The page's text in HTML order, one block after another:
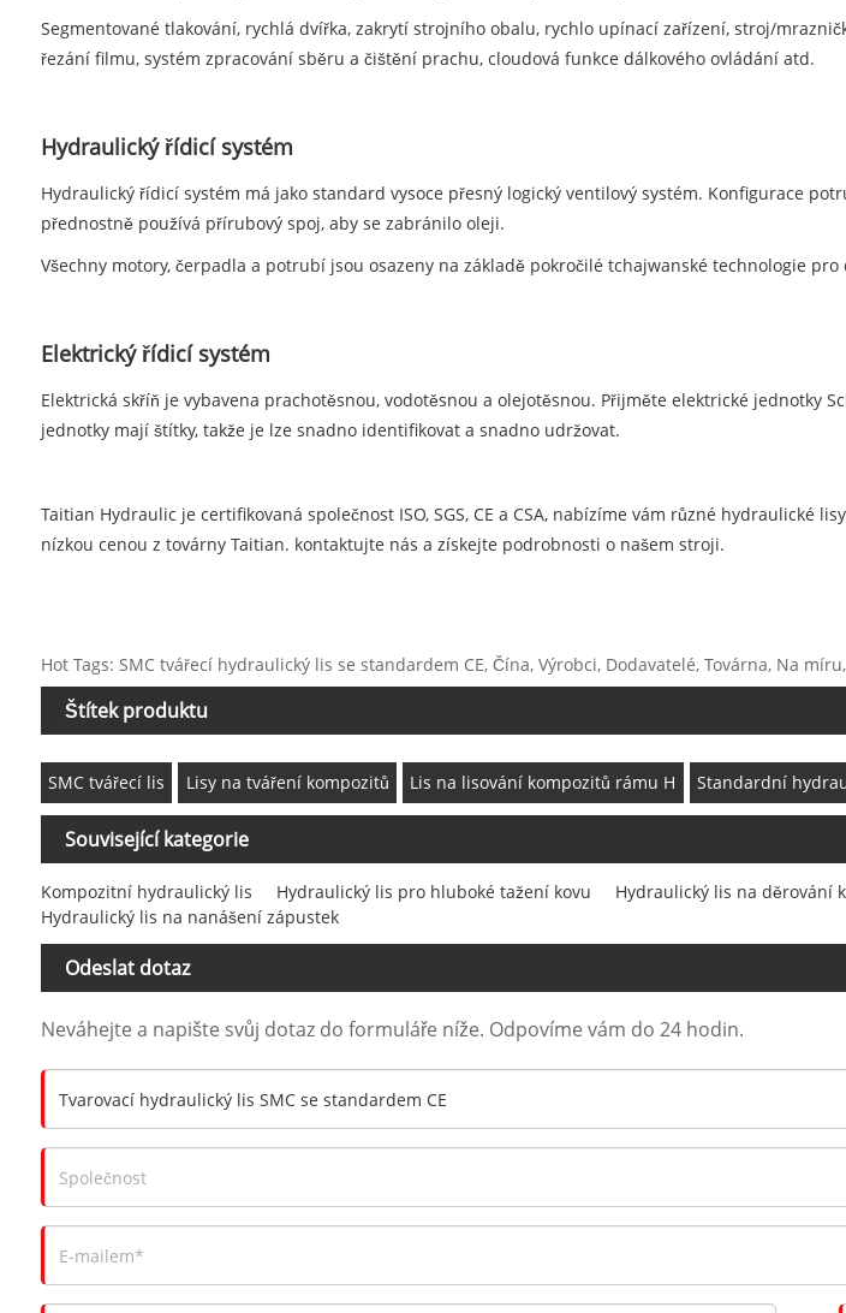
Segmentované tlakování, rychlá dvířka, zakrytí strojního obalu, rychlo upínací zařízení, stroj/
řezání filmu, systém zpracování sběru a čištění prachu, cloudová funkce dálkového ovládání atd.
Hydraulický řídicí systém
Hydraulický řídicí systém má jako standard vysoce přesný logický ventilový systém. Konfigurace
přednostně používá přírubový spoj, aby se zabránilo oleji.
Všechny motory, čerpadla a potrubí jsou osazeny na základě pokročilé tchajwanské technologie
Elektrický řídicí systém
Elektrická skříň je vybavena prachotěsnou, vodotěsnou a olejotěsnou. Přijměte elektrické jednotky
jednotky mají štítky, takže je lze snadno identifikovat a snadno udržovat.
Taitian Hydraulic je certifikovaná společnost ISO, SGS, CE a CSA, nabízíme vám různé hydraulické
nízkou cenou z továrny Taitian. kontaktujte nás a získejte podrobnosti o našem stroji.
Hot Tags: SMC tvářecí hydraulický lis se standardem CE, Čína, Výrobci, Dodavatelé, Továrna, Na
Štítek produktu
SMC tvářecí lis Lisy na tváření kompozitů Lis na lisování kompozitů rámu H Standardní
Související kategorie
Kompozitní hydraulický lis Hydraulický lis pro hluboké tažení kovu Hydraulický lis na děrování
Hydraulický lis na nanášení zápustek
Odeslat dotaz
Neváhejte a napište svůj dotaz do formuláře níže. Odpovíme vám do 24 hodin.